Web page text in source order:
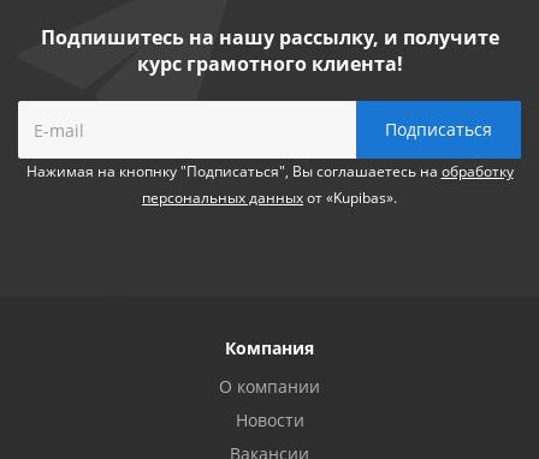
Подпишитесь на нашу рассылку, и получите
курс грамотного клиента!
Нажимая на кнопнку "Подписаться", Вы соглашаетесь на обработку
персональных данныхот «Kupibas».
Компания
О компании
Новости
Вакансии